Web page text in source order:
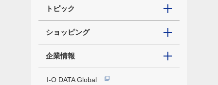
トピック
ショッピング
企業情報
I-O DATA Global